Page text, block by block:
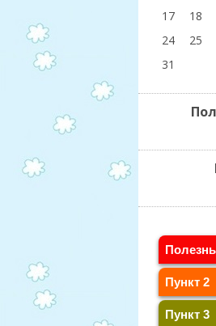
17
18
24
25
31
Пункт 2
Пункт 3